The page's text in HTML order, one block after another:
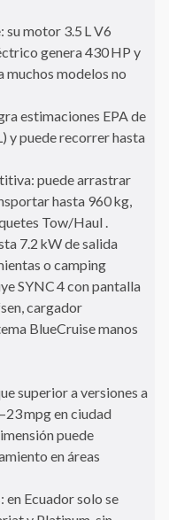
motor 3.5 L V6
genera 430 HP y
muchos modelos no
estimaciones EPA de
y puede recorrer hasta
puede arrastrar
hasta 960 kg,
Tow/Haul .
7.2 kW de salida
o camping
SYNC 4 con pantalla
cargador
BlueCruise manos
superior a versiones a
mpg en ciudad
puede
en áreas
Ecuador solo se